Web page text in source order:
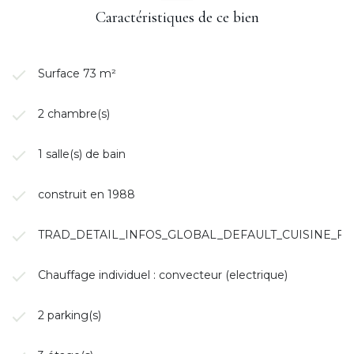
Caractéristiques de ce bien
Surface 73 m²
2 chambre(s)
1 salle(s) de bain
construit en 1988
Chauffage individuel : convecteur (electrique)
2 parking(s)